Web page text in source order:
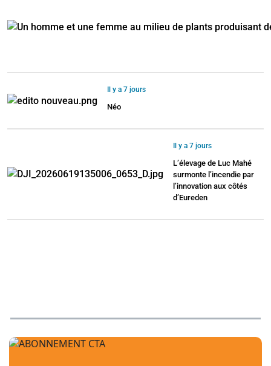
Il y a 7 jours
Néo
Il y a 7 jours
L’élevage de Luc Mahé
surmonte l’incendie par
l’innovation aux côtés
d’Eureden